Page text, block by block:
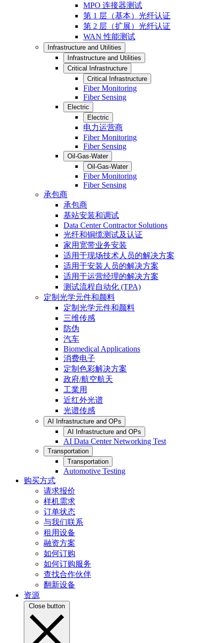
MPO 连接器测试
第 1 层（基本）光纤认证
第 2 层（扩展）光纤认证
WAN 性能测试
Infrastructure and Utilities
Infrastructure and Utilities
Critical Infrastructure
Critical Infrastructure
Fiber Monitoring
Fiber Sensing
Electric
Electric
电力运营商
Fiber Monitoring
Fiber Sensing
Oil-Gas-Water
Oil-Gas-Water
Fiber Monitoring
Fiber Sensing
承包商
承包商
基站安装和调试
Data Center Contractor Solutions
光纤和铜缆测试及认证
家用宽带业务安装
适用于现场技术人员的解决方案
适用于安装人员的解决方案
适用于运营经理的解决方案
测试流程自动化 (TPA)
定制光学元件和颜料
定制光学元件和颜料
三维传感
防伪
汽车
Biomedical Applications
消费电子
定制色彩解决方案
政府/航空航天
工業用
近红外光谱
光谱传感
AI Infrastructure and OPs
AI Infrastructure and OPs
AI Data Center Networking Test
Transportation
Transportation
Automotive Testing
购买方式
请求报价
样机需求
订单状态
与我们联系
租用设备
融资方案
如何订购
如何订购服务
查找合作伙伴
翻新设备
资源
Close button